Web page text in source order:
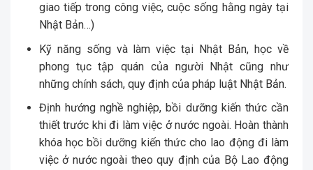
giao tiếp trong công việc, cuộc sống hằng ngày tại
Nhật Bản…)
Kỹ năng sống và làm việc tại Nhật Bản, học về
phong tục tập quán của người Nhật cũng như
những chính sách, quy định của pháp luật Nhật Bản.
Định hướng nghề nghiệp, bồi dưỡng kiến thức cần
thiết trước khi đi làm việc ở nước ngoài. Hoàn thành
khóa học bồi dưỡng kiến thức cho lao động đi làm
việc ở nước ngoài theo quy định của Bộ Lao động